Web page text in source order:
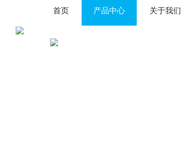
首页 产品中心 关于我们